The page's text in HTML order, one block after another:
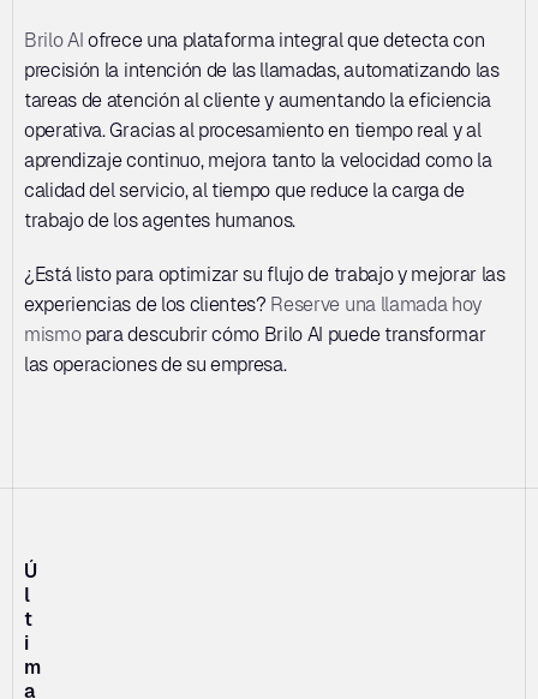
Brilo AI ofrece una plataforma integral que detecta con
precisión la intención de las llamadas, automatizando las
tareas de atención al cliente y aumentando la eficiencia
operativa. Gracias al procesamiento en tiempo real y al
aprendizaje continuo, mejora tanto la velocidad como la
calidad del servicio, al tiempo que reduce la carga de
trabajo de los agentes humanos.
¿Está listo para optimizar su flujo de trabajo y mejorar las
experiencias de los clientes? Reserve una llamada hoy
mismo para descubrir cómo Brilo AI puede transformar
las operaciones de su empresa.
Ú
l
t
i
m
a